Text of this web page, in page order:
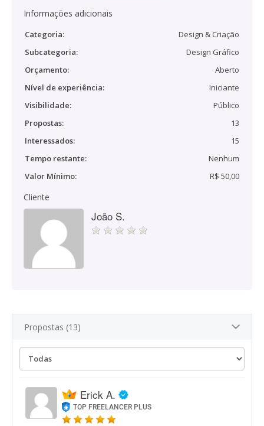
Informações adicionais
Categoria:
Design & Criação
Subcategoria:
Design Gráfico
Orçamento:
Aberto
Nível de experiência:
Iniciante
Visibilidade:
Público
Propostas:
13
Interessados:
15
Tempo restante:
Nenhum
Valor Mínimo:
R$ 50,00
Cliente
João S.
Propostas (13)
Erick A.
TOP FREELANCER PLUS